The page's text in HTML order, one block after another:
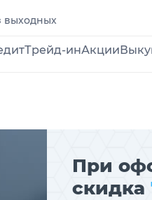
выходных
Трейд-инАкции
При
скидка